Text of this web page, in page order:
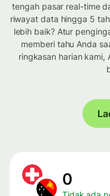
tengah pasar real-time
riwayat data hingga 5
lebih baik? Atur
memberi tahu Anda
ringkasan harian kami,
0